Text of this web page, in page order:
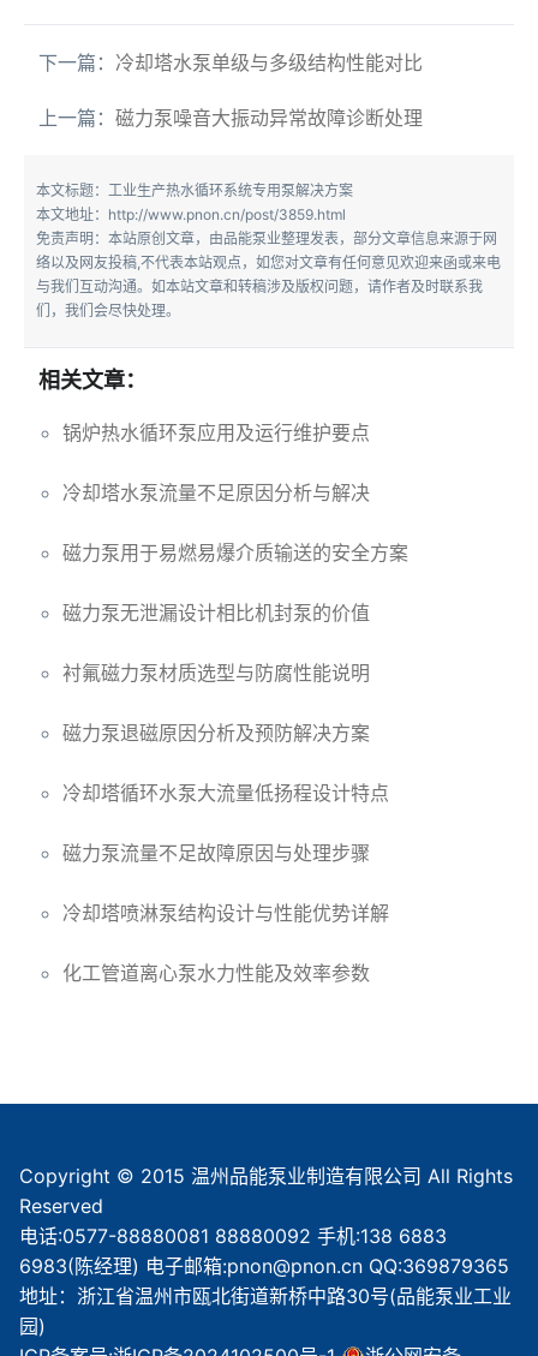
下一篇： 冷却塔水泵单级与多级结构性能对比
上一篇： 磁力泵噪音大振动异常故障诊断处理
本文标题：工业生产热水循环系统专用泵解决方案
本文地址：http://www.pnon.cn/post/3859.html
免责声明：本站原创文章，由品能泵业整理发表，部分文章信息来源于网
络以及网友投稿,不代表本站观点，如您对文章有任何意见欢迎来函或来电
与我们互动沟通。如本站文章和转稿涉及版权问题，请作者及时联系我
们，我们会尽快处理。
相关文章：
锅炉热水循环泵应用及运行维护要点
冷却塔水泵流量不足原因分析与解决
磁力泵用于易燃易爆介质输送的安全方案
磁力泵无泄漏设计相比机封泵的价值
衬氟磁力泵材质选型与防腐性能说明
磁力泵退磁原因分析及预防解决方案
冷却塔循环水泵大流量低扬程设计特点
磁力泵流量不足故障原因与处理步骤
冷却塔喷淋泵结构设计与性能优势详解
化工管道离心泵水力性能及效率参数
Copyright © 2015 温州品能泵业制造有限公司 All Rights
Reserved
电话:0577-88880081 88880092 手机:138 6883
6983(陈经理) 电子邮箱:pnon@pnon.cn QQ:369879365
地址：浙江省温州市瓯北街道新桥中路30号(品能泵业工业
园)